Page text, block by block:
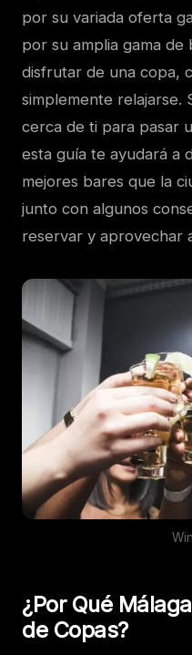
por su variada oferta
por su amplia gama de
disfrutar de una copa,
simplemente relajarse.
cerca de ti para pasar
esta guía te ayudará a
mejores bares que la
junto con algunos
reservar y aprovechar
¿Por Qué
de Copas?